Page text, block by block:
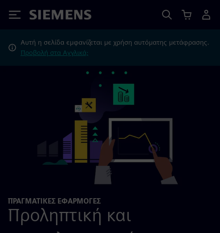
Siemens
Αυτή η σελίδα εμφανίζεται με χρήση αυτόματης μετάφρασης.
Προβολή στα Αγγλικά;
ΠΡΑΓΜΑΤΙΚΕΣ ΕΦΑΡΜΟΓΕΣ
Προληπτική και